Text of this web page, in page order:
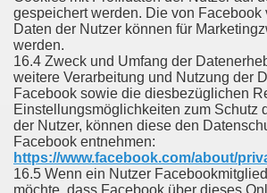
gespeichert werden. Die von Facebook
Daten der Nutzer können für
werden.
16.4 Zweck und Umfang der
weitere Verarbeitung und Nutzung der
Facebook sowie die diesbezüglichen
Einstellungsmöglichkeiten zum Schutz
der Nutzer, können diese den
Facebook entnehmen:
https://www.facebook.com/about/
16.5 Wenn ein Nutzer
möchte, dass Facebook über dieses